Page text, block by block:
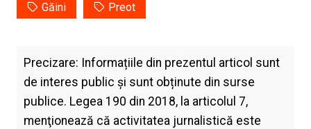
Găini Preot
Precizare: Informațiile din prezentul articol sunt
de interes public și sunt obținute din surse
publice. Legea 190 din 2018, la articolul 7,
menţionează că activitatea jurnalistică este